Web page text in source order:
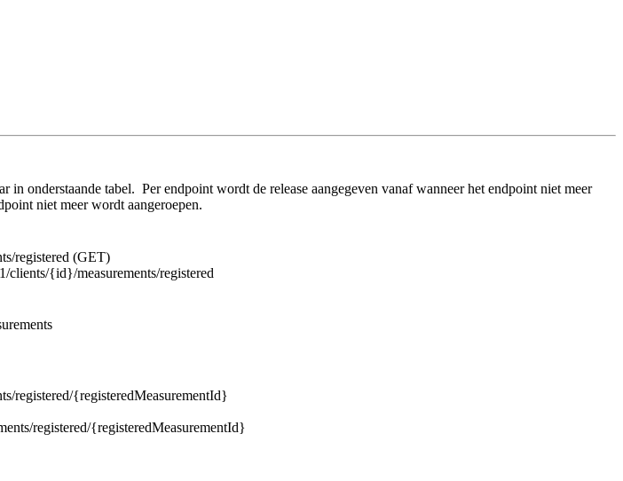
onderstaande tabel. Per endpoint wordt de release aangegeven vanaf wanneer het endpoint niet meer
niet meer wordt aangeroepen.
registered (GET)
clients/{id}/measurements/registered
registered/{registeredMeasurementId}
registered/{registeredMeasurementId}